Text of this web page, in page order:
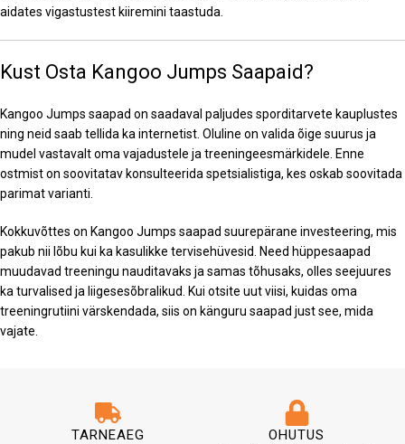
aidates vigastustest kiiremini taastuda.
Kust Osta Kangoo Jumps Saapaid?
Kangoo Jumps saapad on saadaval paljudes sporditarvete kauplustes
ning neid saab tellida ka internetist. Oluline on valida õige suurus ja
mudel vastavalt oma vajadustele ja treeningeesmärkidele. Enne
ostmist on soovitatav konsulteerida spetsialistiga, kes oskab soovitada
parimat varianti.
Kokkuvõttes on Kangoo Jumps saapad suurepärane investeering, mis
pakub nii lõbu kui ka kasulikke tervisehüvesid. Need hüppesaapad
muudavad treeningu nauditavaks ja samas tõhusaks, olles seejuures
ka turvalised ja liigesesõbralikud. Kui otsite uut viisi, kuidas oma
treeningrutiini värskendada, siis on känguru saapad just see, mida
vajate.
TARNEAEG OHUTUS